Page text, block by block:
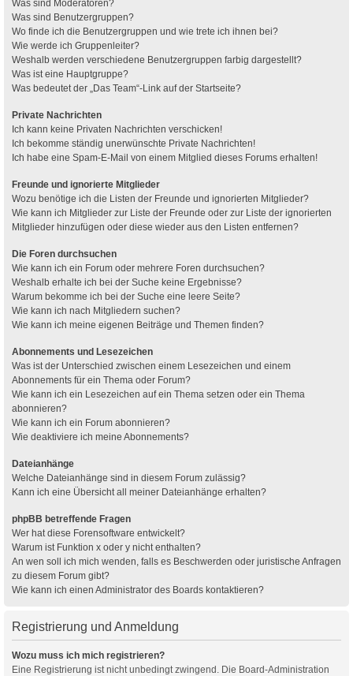
Was sind Moderatoren?
Was sind Benutzergruppen?
Wo finde ich die Benutzergruppen und wie trete ich ihnen bei?
Wie werde ich Gruppenleiter?
Weshalb werden verschiedene Benutzergruppen farbig dargestellt?
Was ist eine Hauptgruppe?
Was bedeutet der „Das Team“-Link auf der Startseite?
Private Nachrichten
Ich kann keine Privaten Nachrichten verschicken!
Ich bekomme ständig unerwünschte Private Nachrichten!
Ich habe eine Spam-E-Mail von einem Mitglied dieses Forums erhalten!
Freunde und ignorierte Mitglieder
Wozu benötige ich die Listen der Freunde und ignorierten Mitglieder?
Wie kann ich Mitglieder zur Liste der Freunde oder zur Liste der ignorierten
Mitglieder hinzufügen oder diese wieder aus den Listen entfernen?
Die Foren durchsuchen
Wie kann ich ein Forum oder mehrere Foren durchsuchen?
Weshalb erhalte ich bei der Suche keine Ergebnisse?
Warum bekomme ich bei der Suche eine leere Seite?
Wie kann ich nach Mitgliedern suchen?
Wie kann ich meine eigenen Beiträge und Themen finden?
Abonnements und Lesezeichen
Was ist der Unterschied zwischen einem Lesezeichen und einem
Abonnements für ein Thema oder Forum?
Wie kann ich ein Lesezeichen auf ein Thema setzen oder ein Thema
abonnieren?
Wie kann ich ein Forum abonnieren?
Wie deaktiviere ich meine Abonnements?
Dateianhänge
Welche Dateianhänge sind in diesem Forum zulässig?
Kann ich eine Übersicht all meiner Dateianhänge erhalten?
phpBB betreffende Fragen
Wer hat diese Forensoftware entwickelt?
Warum ist Funktion x oder y nicht enthalten?
An wen soll ich mich wenden, falls es Beschwerden oder juristische Anfragen
zu diesem Forum gibt?
Wie kann ich einen Administrator des Boards kontaktieren?
Registrierung und Anmeldung
Wozu muss ich mich registrieren?
Eine Registrierung ist nicht unbedingt zwingend. Die Board-Administration